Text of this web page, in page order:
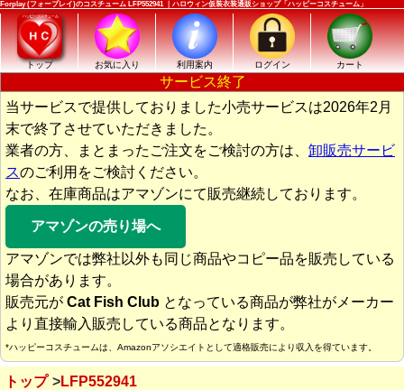
Forplay (フォープレイ)のコスチューム LFP552941 ｜ハロウィン仮装衣装通販ショップ「ハッピーコスチューム」
トップ お気に入り 利用案内 ログイン カート
サービス終了
当サービスで提供しておりました小売サービスは2026年2月
末で終了させていただきました。
業者の方、まとまったご注文をご検討の方は、 卸販売サービ
スのご利用をご検討ください。
なお、在庫商品はアマゾンにて販売継続しております。
アマゾンの売り場へ
アマゾンでは弊社以外も同じ商品やコピー品を販売している
場合があります。
販売元が Cat Fish Club となっている商品が弊社がメーカー
より直接輸入販売している商品となります。
*ハッピーコスチュームは、Amazonアソシエイトとして適格販売により収入を得ています。
トップ LFP552941